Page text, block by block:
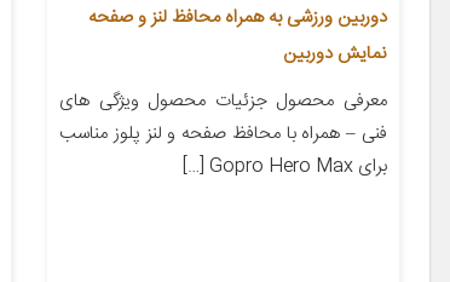
دوربین ورزشی به همراه محافظ لنز و صفحه
نمایش دوربین
معرفی محصول جزئیات محصول ویژگی های
فنی – همراه با محافظ صفحه و لنز پلوز مناسب
برای Gopro Hero Max […]